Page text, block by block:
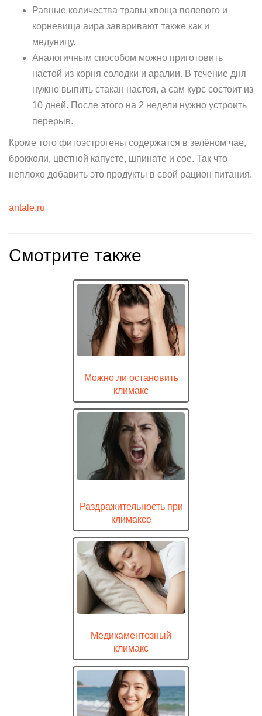
Равные количества травы хвоща полевого и
корневища аира заваривают также как и
медуницу.
Аналогичным способом можно приготовить
настой из корня солодки и аралии. В течение дня
нужно выпить стакан настоя, а сам курс состоит из
10 дней. После этого на 2 недели нужно устроить
перерыв.
Кроме того фитоэстрогены содержатся в зелёном чае,
брокколи, цветной капусте, шпинате и сое. Так что
неплохо добавить это продукты в свой рацион питания.
antale.ru
Смотрите также
Можно ли остановить
климакс
Раздражительность при
климаксе
Медикаментозный
климакс